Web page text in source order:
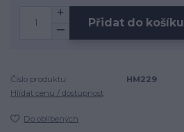
Přidat do košíku
Číslo produktu:
HM229
Hlídat cenu / dostupnost
Do oblíbených